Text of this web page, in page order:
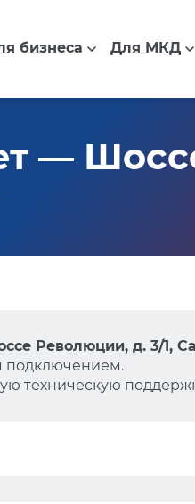
бизнеса Для МКД
—
Революции, д. 3/1,
подключением.
техническую